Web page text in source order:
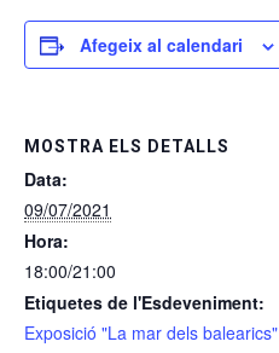
Afegeix al calendari
MOSTRA ELS DETALLS
Data:
09/07/2021
Hora:
18:00/21:00
Etiquetes de l'Esdeveniment:
Exposició "La mar dels balearics"